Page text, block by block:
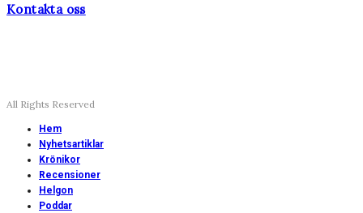
Kontakta oss
All Rights Reserved
Hem
Nyhetsartiklar
Krönikor
Recensioner
Helgon
Poddar